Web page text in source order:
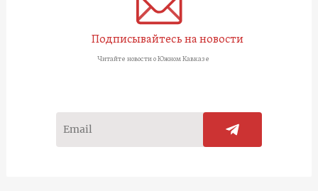
Подписывайтесь на новости
Читайте новости о Южном Кавказе